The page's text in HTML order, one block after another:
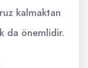
kalmaktan
da önemlidir.